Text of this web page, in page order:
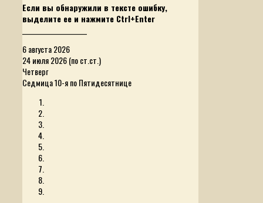
Если вы обнаружили в тексте ошибку,
выделите ее и нажмите Ctrl+Enter
6 августа 2026
24 июля 2026 (по ст.ст.)
Четверг
Седмица 10-я по Пятидесятнице